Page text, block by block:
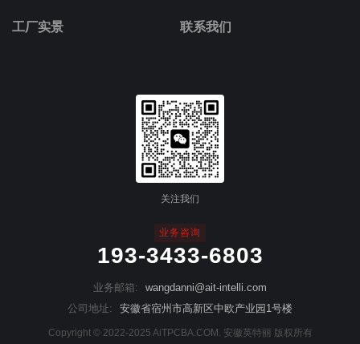
工厂实景 联系我们
业务咨询
193-3433-6803
业务邮箱:
wangdanni@ait-intelli.com
公司地址:
安徽省宿州市高新区中欧产业园1号楼
Copyright © 2022-2025 AiTPCBA.COM. 安徽英特丽 版权所有
关注我们